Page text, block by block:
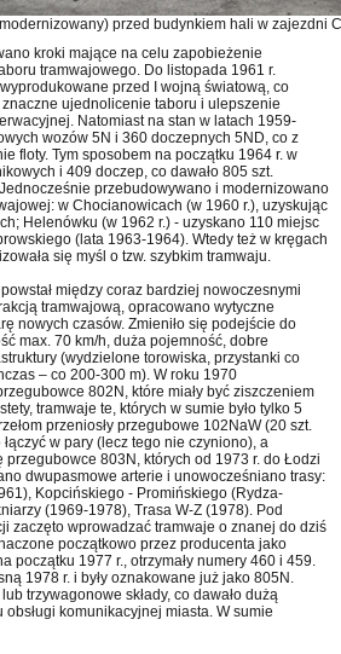
przed budynkiem hali w zajezdni
kroki mające na celu zapobieżenie
tramwajowego. Do listopada 1961 r.
przed I wojną światową, co
znaczne ujednolicenie taboru i ulepszenie
Natomiast na stan w latach 1959-
wozów 5N i 360 doczepnych 5ND, co z
floty. Tym sposobem na początku 1964 r. w
i 409 doczep, co dawało 805 szt.
przebudowywano i modernizowano
w Chocianowicach (w 1960 r.), uzyskując
Helenówku (w 1962 r.) - uzyskano 110 miejsc
(lata 1963-1964). Wtedy też w kręgach
się myśl o tzw. szybkim tramwaju.
między coraz bardziej nowoczesnymi
tramwajową, opracowano wytyczne
nowych czasów. Zmieniło się podejście do
max. 70 km/h, duża pojemność, dobre
(wydzielone torowiska, przystanki co
– co 200-300 m). W roku 1970
802N, które miały być ziszczeniem
tramwaje te, których w sumie było tylko 5
przeniosły przegubowe 102NaW (20 szt.
w pary (lecz tego nie czyniono), a
przegubowce 803N, których od 1973 r. do Łodzi
dwupasmowe arterie i unowocześniano trasy:
Kopcińskiego - Promińskiego (Rydza-
(1969-1978), Trasa W-Z (1978). Pod
zaczęto wprowadzać tramwaje o znanej do dziś
początkowo przez producenta jako
początku 1977 r., otrzymały numery 460 i 459.
1978 r. i były oznakowane już jako 805N.
trzywagonowe składy, co dawało dużą
obsługi komunikacyjnej miasta. W sumie